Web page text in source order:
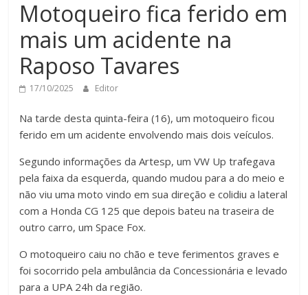
Motoqueiro fica ferido em
mais um acidente na
Raposo Tavares
17/10/2025 Editor
Na tarde desta quinta-feira (16), um motoqueiro ficou
ferido em um acidente envolvendo mais dois veículos.
Segundo informações da Artesp, um VW Up trafegava
pela faixa da esquerda, quando mudou para a do meio e
não viu uma moto vindo em sua direção e colidiu a lateral
com a Honda CG 125 que depois bateu na traseira de
outro carro, um Space Fox.
O motoqueiro caiu no chão e teve ferimentos graves e
foi socorrido pela ambulância da Concessionária e levado
para a UPA 24h da região.